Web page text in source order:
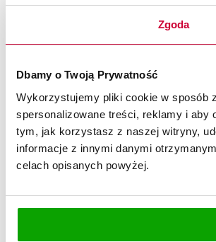
Zgoda
Dbamy o Twoją Prywatność
Wykorzystujemy pliki cookie w sposób
spersonalizowane treści, reklamy i aby
tym, jak korzystasz z naszej witryny,
informacje z innymi danymi
celach opisanych powyżej.